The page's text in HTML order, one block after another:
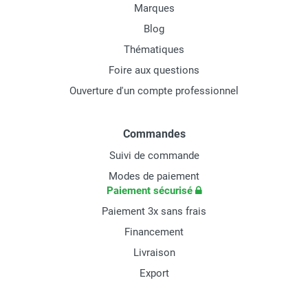
Marques
Blog
Thématiques
Foire aux questions
Ouverture d'un compte professionnel
Commandes
Suivi de commande
Modes de paiement
Paiement sécurisé
Paiement 3x sans frais
Financement
Livraison
Export